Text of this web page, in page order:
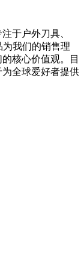
于户外刀具、
我们的销售理
核心价值观。目
全球爱好者提供